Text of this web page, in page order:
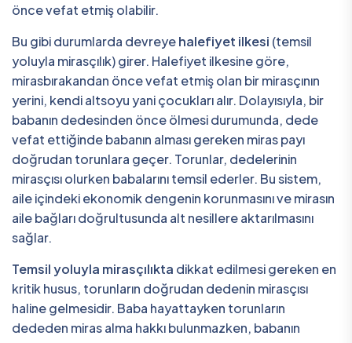
önce vefat etmiş olabilir.
Bu gibi durumlarda devreyehalefiyet ilkesi (temsil
yoluyla mirasçılık) girer. Halefiyet ilkesine göre,
mirasbırakandan önce vefat etmiş olan bir mirasçının
yerini, kendi altsoyu yani çocukları alır. Dolayısıyla, bir
babanın dedesinden önce ölmesi durumunda, dede
vefat ettiğinde babanın alması gereken miras payı
doğrudan torunlara geçer. Torunlar, dedelerinin
mirasçısı olurken babalarını temsil ederler. Bu sistem,
aile içindeki ekonomik dengenin korunmasını ve mirasın
aile bağları doğrultusunda alt nesillere aktarılmasını
sağlar.
Temsil yoluyla mirasçılıkta dikkat edilmesi gereken en
kritik husus, torunların doğrudan dedenin mirasçısı
haline gelmesidir. Baba hayattayken torunların
dededen miras alma hakkı bulunmazken, babanın